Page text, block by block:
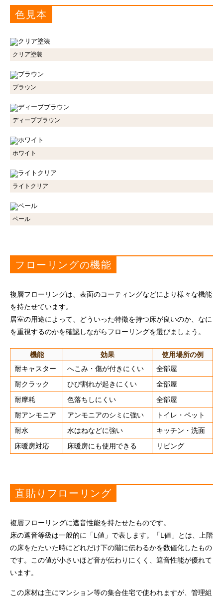
色見本
クリア塗装
ブラウン
ディープブラウン
ホワイト
ライトクリア
ペール
フローリングの機能
複層フローリングは、表面のコーティングなどにより様々な機能
を持たせています。
居室の用途によって、どういった特徴を持つ床が良いのか、なに
を重視するのかを確認しながらフローリングを選びましょう。
機能 効果
使用場所の例
耐キャスター
へこみ・傷が付きにくい
全部屋
耐クラック
ひび割れが起きにくい
全部屋
耐摩耗
色落ちしにくい
全部屋
耐アンモニア
アンモニアのシミに強い
トイレ・ペット
耐水
水はねなどに強い
キッチン・洗面
床暖房対応
床暖房にも使用できる リビング
直貼りフローリング
複層フローリングに遮音性能を持たせたものです。
床の遮音等級は一般的に「L値」で表します。「L値」とは、上階
の床をたたいた時にどれだけ下の階に伝わるかを数値化したもの
です。この値が小さいほど音が伝わりにくく、遮音性能が優れて
います。
この床材は主にマンション等の集合住宅で使われますが、管理組